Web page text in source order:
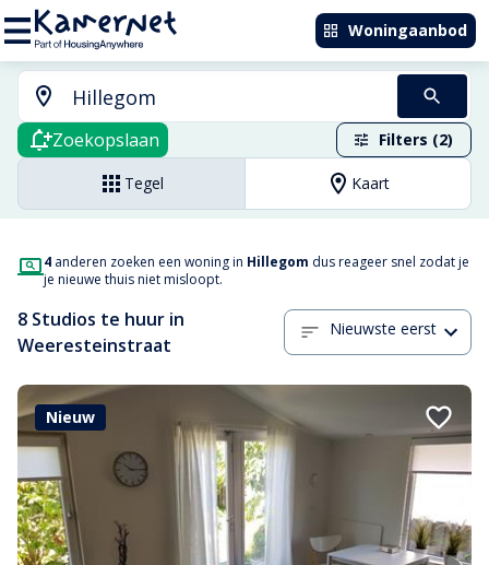
Woningaanbod
Zoekopslaan Filters (2)
Tegel Kaart
4 anderen zoeken een woning in Hillegom dus reageer snel zodat je
je nieuwe thuis niet misloopt.
8 Studios te huur in
Weeresteinstraat
Nieuwste eerst
Nieuw